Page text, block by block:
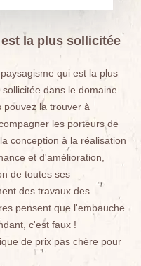
la plus sollicitée
qui est la plus
dans le domaine
pouvez la trouver à
les porteurs de
conception à la réalisation
et d'amélioration,
de toutes ses
des travaux des
pensent que l'embauche
c'est faux !
de prix pas chère pour